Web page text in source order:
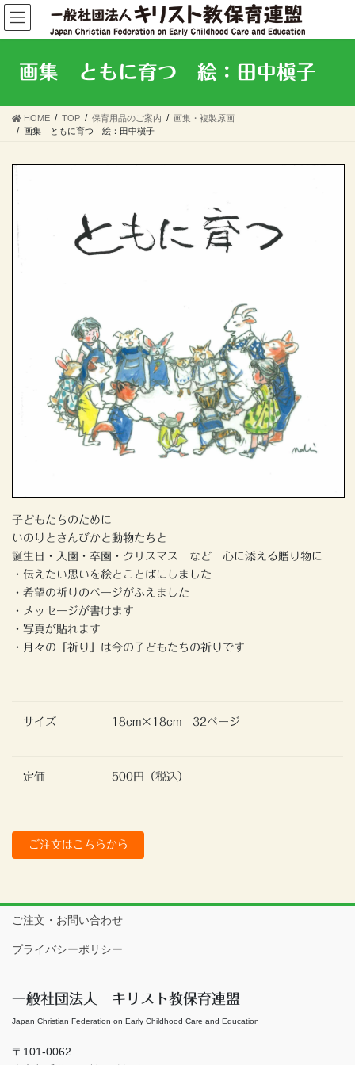
コ
ン
テ
ス
ナ
ビ
ゲ
ン
画集 ともに育つ 絵：田中槇子
HOME TOP 保育用品のご案内
画集・複製原画
画集 ともに育つ 絵：田中槇子
子どもたちのために
いのりとさんびかと動物たちと
誕生日・入園・卒園・クリスマス など 心に添える贈り物に
・伝えたい思いを絵とことばにしました
・希望の祈りのページがふえました
・メッセージが書けます
・写真が貼れます
・月々の「祈り」は今の子どもたちの祈りです
サイズ 18cm×18cm 32ページ
定価 500円（税込）
ご注文はこちらから
ご注文・お問い合わせ
プライバシーポリシー
一般社団法人 キリスト教保育連盟
Japan Christian Federation on Early Childhood Care and Education
〒101-0062